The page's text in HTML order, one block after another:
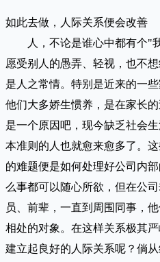
如此去做，人际关系便会改善
人，不论是谁心中都有个"
愿受别人的愚弄、轻视，也不
是人之常情。特别是近来的一
他们大多娇生惯养，是在家长
是一个原因吧，现今缺乏社会
本准则的人也就愈来愈多了。
的难题便是如何处理好公司内
么事都可以随心所欲，但在公
员、前辈，一直到周围同事，
相处的对象。在这样关系极其
建立起良好的人际关系呢？倘